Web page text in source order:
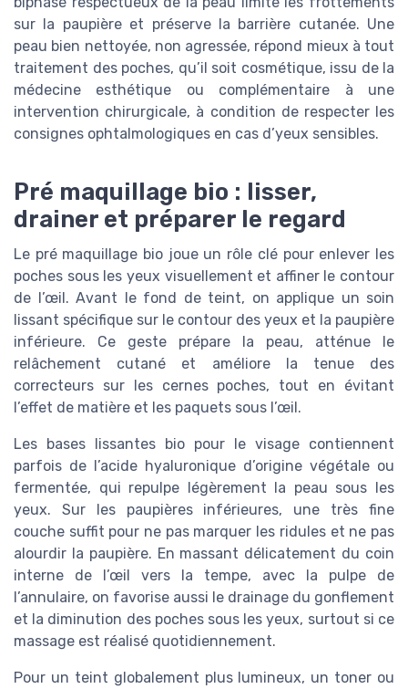
sur la paupière et préserve la barrière cutanée. Une
peau bien nettoyée, non agressée, répond mieux à tout
traitement des poches, qu’il soit cosmétique, issu de la
médecine esthétique ou complémentaire à une
intervention chirurgicale, à condition de respecter les
consignes ophtalmologiques en cas d’yeux sensibles.
Pré maquillage bio : lisser,
drainer et préparer le regard
Le pré maquillage bio joue un rôle clé pour enlever les
poches sous les yeux visuellement et affiner le contour
de l’œil. Avant le fond de teint, on applique un soin
lissant spécifique sur le contour des yeux et la paupière
inférieure. Ce geste prépare la peau, atténue le
relâchement cutané et améliore la tenue des
correcteurs sur les cernes poches, tout en évitant
l’effet de matière et les paquets sous l’œil.
Les bases lissantes bio pour le visage contiennent
parfois de l’acide hyaluronique d’origine végétale ou
fermentée, qui repulpe légèrement la peau sous les
yeux. Sur les paupières inférieures, une très fine
couche suffit pour ne pas marquer les ridules et ne pas
alourdir la paupière. En massant délicatement du coin
interne de l’œil vers la tempe, avec la pulpe de
l’annulaire, on favorise aussi le drainage du gonflement
et la diminution des poches sous les yeux, surtout si ce
massage est réalisé quotidiennement.
Pour un teint globalement plus lumineux, un toner ou